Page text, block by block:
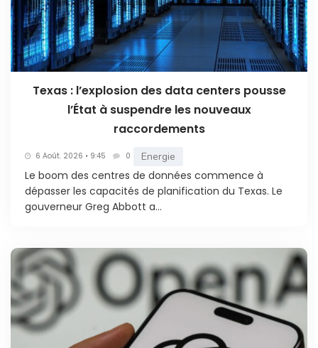
Texas : l’explosion des data centers pousse
l’État à suspendre les nouveaux
raccordements
6 Août. 2026 • 9:45 0 Energie
Le boom des centres de données commence à
dépasser les capacités de planification du Texas. Le
gouverneur Greg Abbott a...